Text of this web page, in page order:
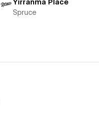
Yirranma Place
Spruce